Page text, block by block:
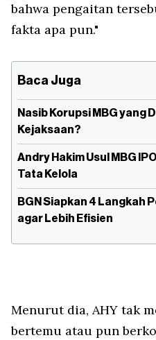
bahwa pengaitan
fakta apa pun."
Baca Juga
Nasib Korupsi MBG yang
Kejaksaan?
Andry Hakim Usul MBG
Tata Kelola
BGN Siapkan 4 Langkah
agar Lebih Efisien
Menurut dia, AHY tak
bertemu atau pun